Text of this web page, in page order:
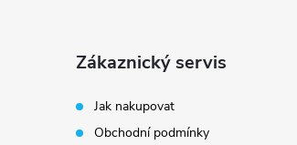
Zákaznický servis
Jak nakupovat
Obchodní podmínky